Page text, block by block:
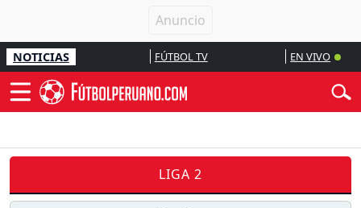
NOTICIAS FÚTBOL TV EN VIVO
LIGA 2